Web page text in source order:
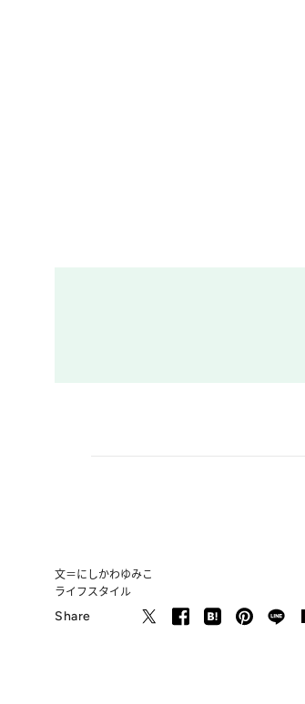
文＝にしかわゆみこ
ライフスタイル
Share